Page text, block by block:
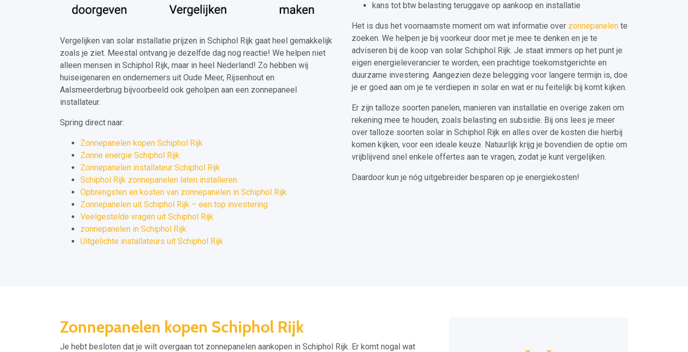
Vergelijken van solar installatie prijzen in Schiphol Rijk gaat heel gemakkelijk
zoals je ziet. Meestal ontvang je dezelfde dag nog reactie! We helpen niet
alleen mensen in Schiphol Rijk, maar in heel Nederland! Zo hebben wij
huiseigenaren en ondernemers uit Oude Meer, Rijsenhout en
Aalsmeerderbrug bijvoorbeeld ook geholpen aan een zonnepaneel
installateur.
Spring direct naar:
Zonnepanelen kopen Schiphol Rijk
Zonne energie Schiphol Rijk
Zonnepanelen installateur Schiphol Rijk
Schiphol Rijk zonnepanelen laten installeren
Opbrengsten en kosten van zonnepanelen in Schiphol Rijk
Zonnepanelen uit Schiphol Rijk – een top investering
Veelgestelde vragen uit Schiphol Rijk
zonnepanelen in Schiphol Rijk
Uitgelichte installateurs uit Schiphol Rijk
kans tot btw belasting teruggave op aankoop en installatie
Het is dus het voornaamste moment om wat informatie over zonnepanelen te
zoeken. We helpen je bij voorkeur door met je mee te denken en je te
adviseren bij de koop van solar Schiphol Rijk. Je staat immers op het punt je
eigen energieleverancier te worden, een prachtige toekomstgerichte en
duurzame investering. Aangezien deze belegging voor langere termijn is, doe
je er goed aan om je te verdiepen in solar en wat er nu feitelijk bij komt kijken.
Er zijn talloze soorten panelen, manieren van installatie en overige zaken om
rekening mee te houden, zoals belasting en subsidie. Bij ons lees je meer
over talloze soorten solar in Schiphol Rijk en alles over de kosten die hierbij
komen kijken, voor een ideale keuze. Natuurlijk krijg je bovendien de optie om
vrijblijvend snel enkele offertes aan te vragen, zodat je kunt vergelijken.
Daardoor kun je nóg uitgebreider besparen op je energiekosten!
Zonnepanelen kopen Schiphol Rijk
Je hebt besloten dat je wilt overgaan tot zonnepanelen aankopen in Schiphol Rijk. Er komt nogal wat